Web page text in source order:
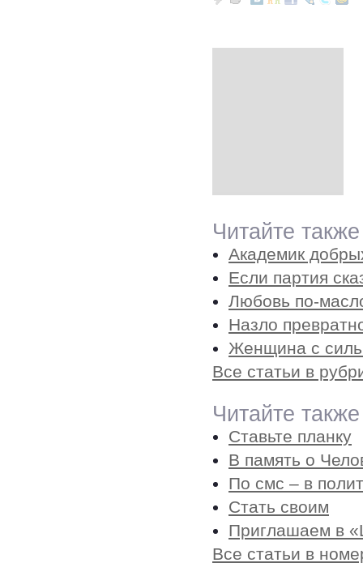
Читайте
Академик
Если партия
Любовь по-
Назло
Женщина с
Все статьи в
Читайте
Ставьте планку
В память о
По смс – в
Стать своим
Приглашаем в
Все статьи в